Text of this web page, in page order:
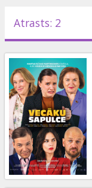
Pasākumi
Ziņas
Dāvanu
kartes
Uzkodas
Atrasts: 2